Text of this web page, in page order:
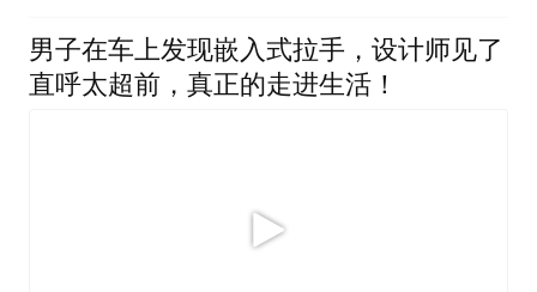
男子在车上发现嵌入式拉手，设计师见了
直呼太超前，真正的走进生活！